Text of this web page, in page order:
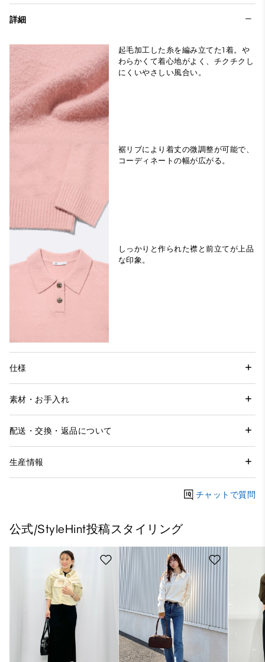
詳細
起毛加工した糸を編み立てた1着。や
わらかくて着心地がよく、チクチクし
にくいやさしい風合い。
裾リブにより着丈の微調整が可能で、
コーディネートの幅が広がる。
しっかりと作られた襟と前立てが上品
な印象。
仕様
素材・お手入れ
配送・交換・返品について
生産情報
チャットで質問
公式/StyleHint投稿スタイリング